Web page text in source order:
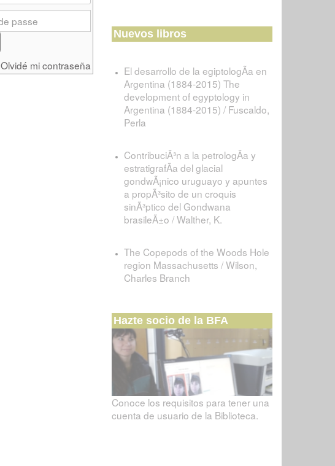
Olvidé mi contraseña
Nuevos libros
El desarrollo de la egiptologÃ­a en
Argentina (1884-2015) The
development of egyptology in
Argentina (1884-2015) / Fuscaldo,
Perla
ContribuciÃ³n a la petrologÃ­a y
estratigrafÃ­a del glacial
gondwÃ¡nico uruguayo y apuntes
a propÃ³sito de un croquis
sinÃ³ptico del Gondwana
brasileÃ±o / Walther, K.
The Copepods of the Woods Hole
region Massachusetts / Wilson,
Charles Branch
Hazte socio de la BFA
Conoce los requisitos para tener una
cuenta de usuario de la Biblioteca.